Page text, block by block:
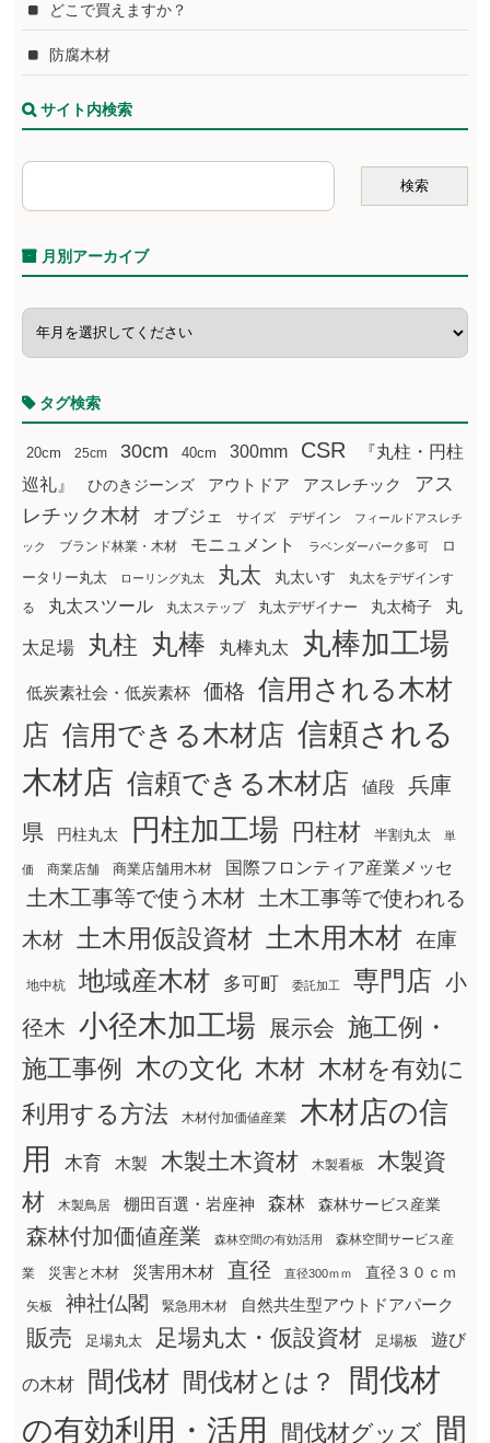
どこで買えますか？
防腐木材
サイト内検索
月別アーカイブ
タグ検索
20cm 25cm 30cm 40cm 300mm CSR
『丸柱・円柱
巡礼』
ひのきジーンズ アウトドア アスレチック
アス
レチック木材
オブジェ サイズ デザイン フィールドアスレチ
ック ブランド林業・木材 モニュメント ラベンダーパーク多可
ロ
ータリー丸太
ローリング丸太 丸太 丸太いす
丸太をデザインす
る
丸太スツール 丸太ステップ 丸太デザイナー 丸太椅子 丸
太足場 丸柱 丸棒 丸棒丸太 丸棒加工場
低炭素社会・低炭素杯 価格
信用される木材
店 信用できる木材店 信頼される
木材店 信頼できる木材店 値段
兵庫
県
円柱丸太 円柱加工場 円柱材 半割丸太 単
価 商業店舗 商業店舗用木材 国際フロンティア産業メッセ
土木工事等で使う木材
土木工事等で使われる
木材
土木用仮設資材 土木用木材 在庫
地中杭 地域産木材 多可町 委託加工 専門店 小
径木 小径木加工場 展示会 施工例・
施工事例
木の文化 木材 木材を有効に
利用する方法
木材付加価値産業
木材店の信
用
木育 木製 木製土木資材 木製看板
木製資
材
木製鳥居 棚田百選・岩座神 森林 森林サービス産業
森林付加価値産業 森林空間の有効活用 森林空間サービス産
業 災害と木材 災害用木材 直径 直径300ｍｍ 直径３０ｃｍ
矢板 神社仏閣 緊急用木材 自然共生型アウトドアパーク
販売 足場丸太 足場丸太・仮設資材 足場板 遊び
の木材 間伐材 間伐材とは？
間伐材
の有効利用・活用
間伐材グッズ 間